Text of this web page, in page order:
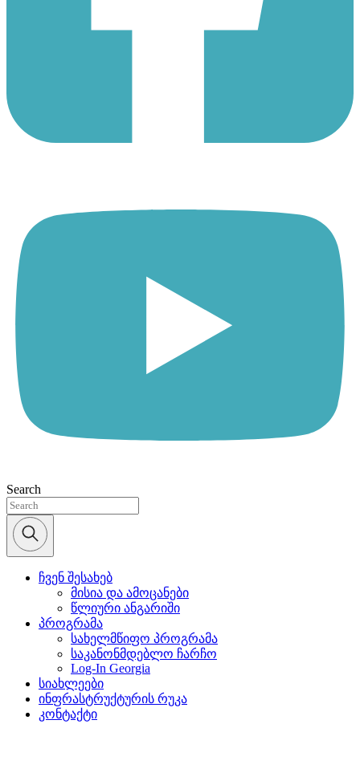
Search
ჩვენ შესახებ
მისია და ამოცანები
წლიური ანგარიში
პროგრამა
სახელმწიფო პროგრამა
საკანონმდებლო ჩარჩო
Log-In Georgia
სიახლეები
ინფრასტრუქტურის რუკა
კონტაქტი